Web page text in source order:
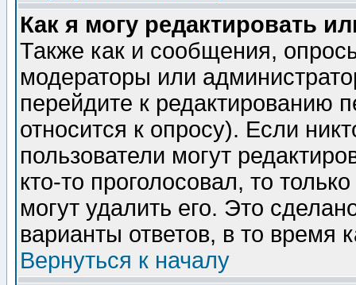
Как я могу редактировать
Также как и сообщения,
модераторы или
перейдите к редактированию
относится к опросу). Если
пользователи могут
кто-то проголосовал, то
могут удалить его. Это
варианты ответов, в то время
Вернуться к началу